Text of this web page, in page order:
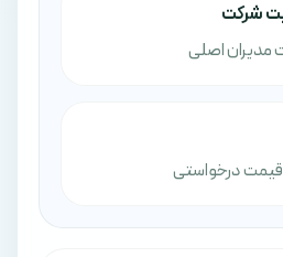
شرکت
مدیران اصلی
درخواستی